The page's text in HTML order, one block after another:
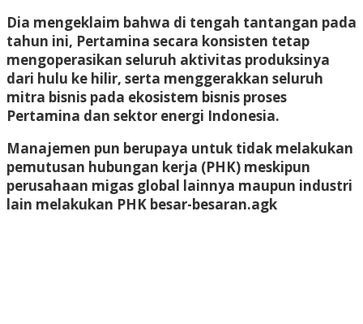
Dia mengeklaim bahwa di tengah tantangan pada
tahun ini, Pertamina secara konsisten tetap
mengoperasikan seluruh aktivitas produksinya
dari hulu ke hilir, serta menggerakkan seluruh
mitra bisnis pada ekosistem bisnis proses
Pertamina dan sektor energi Indonesia.
Manajemen pun berupaya untuk tidak melakukan
pemutusan hubungan kerja (PHK) meskipun
perusahaan migas global lainnya maupun industri
lain melakukan PHK besar-besaran.agk